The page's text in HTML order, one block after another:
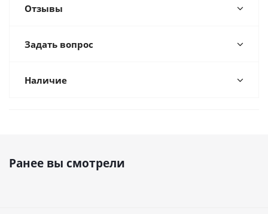
Отзывы
Задать вопрос
Наличие
Ранее вы смотрели